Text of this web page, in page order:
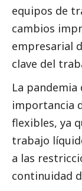
equipos de
cambios
empresarial
clave del
La pandemia
importancia
flexibles, ya
trabajo
a las
continuidad